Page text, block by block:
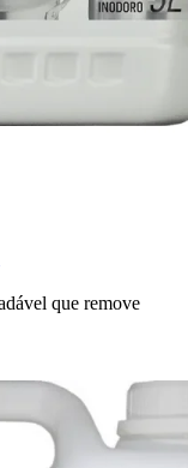
que remove